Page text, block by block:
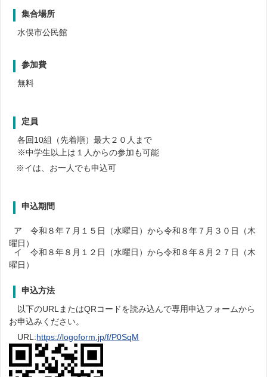
集合場所
水俣市公民館
参加費
無料
定員
各回10組（先着順）最大２０人まで
※中学生以上は１人からの参加も可能
※イは、お一人でも申込可
申込期間
ア 令和８年７月１５日（水曜日）から令和８年７月３０日（木
曜日）
イ 令和８年８月１２日（水曜日）から令和８年８月２７日（木
曜日）
申込方法
以下のURLまたはQRコードを読み込んで専用申込フォームから
お申込みください。
URL:https://logoform.jp/f/P0SqM